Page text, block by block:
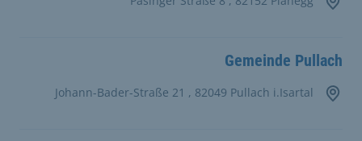
Gemeinde Pullach